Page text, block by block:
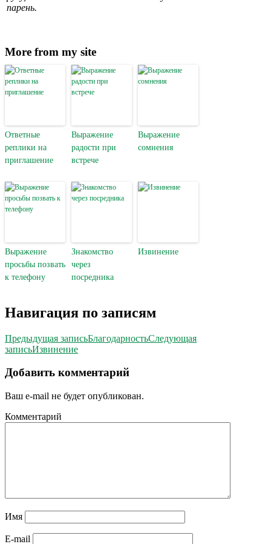
парень.
More from my site
Ответные
реплики на
приглашение
Выражение
радости при
встрече
Выражение
сомнения
Выражение
просьбы позвать
к телефону
Знакомство
через
посредника
Извинение
Навигация по записям
Предыдущая записьБлагодарностьСледующая
записьИзвинение
Добавить комментарий
Ваш e-mail не будет опубликован.
Комментарий
Имя
E-mail